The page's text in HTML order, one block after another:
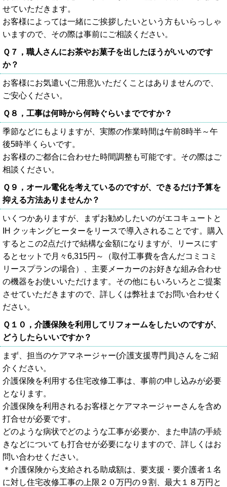
せていただきます。
お客様によっては一緒にご挨拶したいという方もいらっしゃ
いますので、その際は事前にご相談ください。
Ｑ７，職人さんにお茶やお菓子を出したほうがいいのです
か？
お客様にお気遣い(ご用意)いただくことはありませんので、
ご安心ください。
Ｑ８，工事は何時から何時ぐらいまでですか？
季節などにもよりますが、実際の作業時間は午前8時半～午
後5時半くらいです。
お客様のご都合に合わせた時間調整も可能です。その際はご
相談ください。
Ｑ９，オール電化を考えているのですが、できるだけ予算を
抑える方法ありませんか？
いくつかありますが、まずお勧めしたいのがエコキュートと
IH クッキングヒーターをリースで導入されることです。購入
するとこの2点だけで結構な金額になりますが、リースにす
るとセットで月々6,315円～（取付工事費を含んだコミコミ
リースプランの場合）、主要メーカーのお好きな組み合わせ
の機器をお使いいただけます。その他にもいろいろとご提案
させていただきますので、詳しくは弊社までお問い合わせく
ださい。
Ｑ１０，介護保険を利用してリフォームをしたいのですが、
どうしたらいいですか？
まず、担当のケアマネージャー(介護支援専門員)さんをご紹
介ください。
介護保険を利用する住宅改修工事は、事前の申し込みが必要
となります。
介護保険を利用されるお客様とケアマネージャーさんを含め
打合せが必要です。
どのような病状でどのような工事が必要か、また申請の手続
きなどについても打合せが必要になりますので、詳しくはお
問い合わせください。
＊介護保険から支給される助成額は、要支援・要介護者１名
に対し住宅改修工事の上限２０万円の９割、最大１８万円と